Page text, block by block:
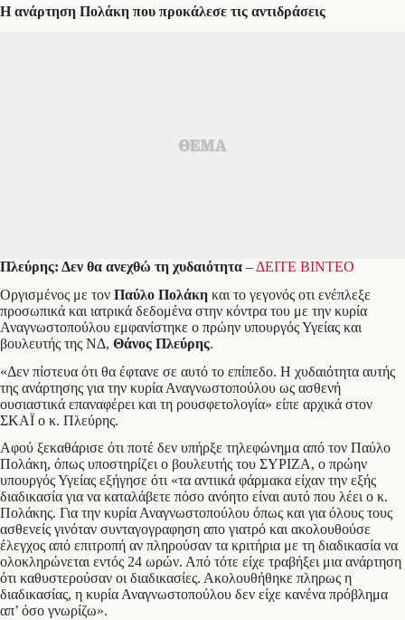
Η ανάρτηση Πολάκη που προκάλεσε τις αντιδράσεις
Πλεύρης: Δεν θα ανεχθώ τη χυδαιότητα – ΔΕΙΤΕ ΒΙΝΤΕΟ
Οργισμένος με τον Παύλο Πολάκη και το γεγονός οτι ενέπλεξε
προσωπικά και ιατρικά δεδομένα στην κόντρα του με την κυρία
Αναγνωστοπούλου εμφανίστηκε ο πρώην υπουργός Υγείας και
βουλευτής της ΝΔ, Θάνος Πλεύρης.
«Δεν πίστευα ότι θα έφτανε σε αυτό το επίπεδο. Η χυδαιότητα αυτής
της ανάρτησης για την κυρία Αναγνωστοπούλου ως ασθενή
ουσιαστικά επαναφέρει και τη ρουσφετολογία» είπε αρχικά στον
ΣΚΑΪ ο κ. Πλεύρης.
Αφού ξεκαθάρισε ότι ποτέ δεν υπήρξε τηλεφώνημα από τον Παύλο
Πολάκη, όπως υποστηρίζει ο βουλευτής του ΣΥΡΙΖΑ, ο πρώην
υπουργός Υγείας εξήγησε ότι «τα αντιικά φάρμακα είχαν την εξής
διαδικασία για να καταλάβετε πόσο ανόητο είναι αυτό που λέει ο κ.
Πολάκης. Για την κυρία Αναγνωστοπούλου όπως και για όλους τους
ασθενείς γινόταν συνταγογραφηση απο γιατρό και ακολουθούσε
έλεγχος από επιτροπή αν πληρούσαν τα κριτήρια με τη διαδικασία να
ολοκληρώνεται εντός 24 ωρών. Από τότε είχε τραβήξει μια ανάρτηση
ότι καθυστερούσαν οι διαδικασίες. Ακολουθήθηκε πληρως η
διαδικασίας, η κυρία Αναγνωστοπούλου δεν είχε κανένα πρόβλημα
απ’ όσο γνωρίζω».